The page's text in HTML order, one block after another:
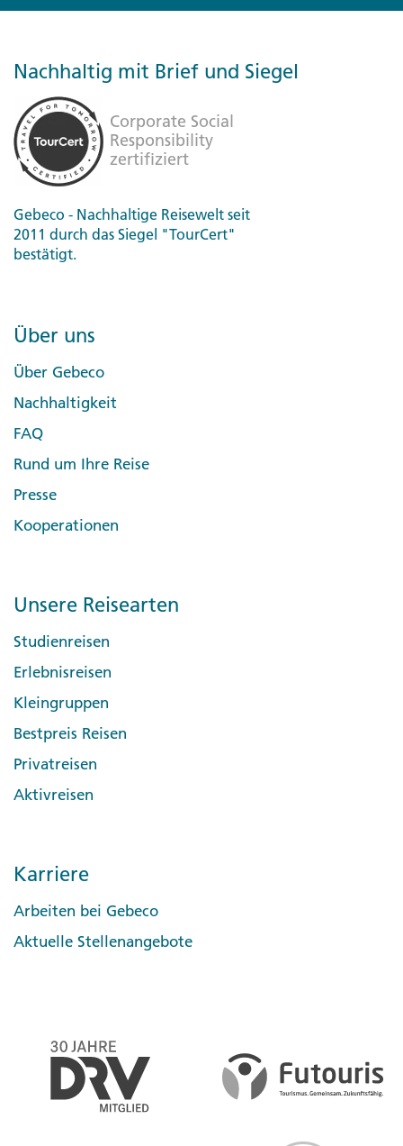
Nachhaltig mit Brief und Siegel
Gebeco - Nachhaltige Reisewelt seit
2011 durch das Siegel "TourCert"
bestätigt.
Über uns
Über Gebeco
Nachhaltigkeit
FAQ
Rund um Ihre Reise
Presse
Kooperationen
Unsere Reisearten
Studienreisen
Erlebnisreisen
Kleingruppen
Bestpreis Reisen
Privatreisen
Aktivreisen
Karriere
Arbeiten bei Gebeco
Aktuelle Stellenangebote